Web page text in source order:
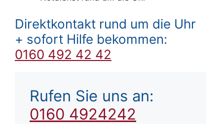
Direktkontakt rund um die Uhr
+ sofort Hilfe bekommen:
0160 492 42 42
Rufen Sie uns an:
0160 4924242